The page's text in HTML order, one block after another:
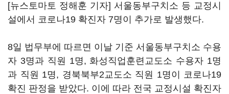
[뉴스토마토 정해훈 기자] 서울동부구치소 등 교정시
설에서 코로나19 확진자 7명이 추가로 발생했다.
8일 법무부에 따르면 이날 기준 서울동부구치소 수용
자 3명과 직원 1명, 화성직업훈련교도소 수용자 1명
과 직원 1명, 경북북부2교도소 직원 1명이 코로나19
확진 판정을 받았다. 이에 따라 전국 교정시설 확진자